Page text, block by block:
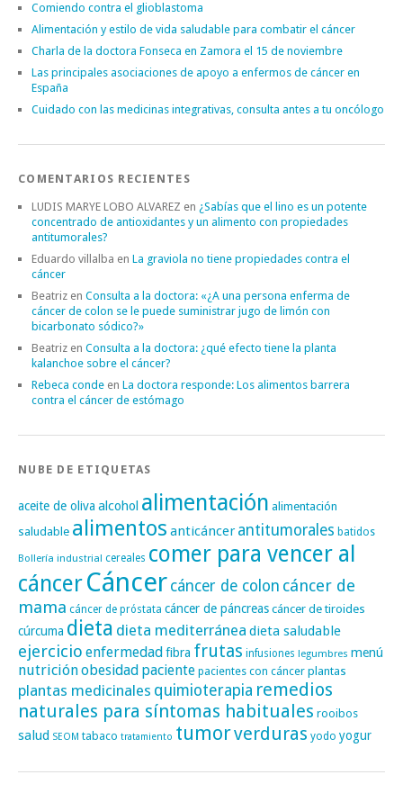
Comiendo contra el glioblastoma
Alimentación y estilo de vida saludable para combatir el cáncer
Charla de la doctora Fonseca en Zamora el 15 de noviembre
Las principales asociaciones de apoyo a enfermos de cáncer en
España
Cuidado con las medicinas integrativas, consulta antes a tu oncólogo
COMENTARIOS RECIENTES
LUDIS MARYE LOBO ALVAREZ en ¿Sabías que el lino es un potente
concentrado de antioxidantes y un alimento con propiedades
antitumorales?
Eduardo villalba en La graviola no tiene propiedades contra el
cáncer
Beatriz en Consulta a la doctora: «¿A una persona enferma de
cáncer de colon se le puede suministrar jugo de limón con
bicarbonato sódico?»
Beatriz en Consulta a la doctora: ¿qué efecto tiene la planta
kalanchoe sobre el cáncer?
Rebeca conde en La doctora responde: Los alimentos barrera
contra el cáncer de estómago
NUBE DE ETIQUETAS
aceite de oliva alcohol alimentación alimentación
saludable alimentos anticáncer antitumorales batidos
Bollería industrial cereales comer para vencer al
cáncerCáncer cáncer de colon cáncer de
mama cáncer de próstata cáncer de páncreascáncer de tiroides
cúrcuma dieta dieta mediterránea dieta saludable
ejercicio enfermedadfibra frutas infusiones legumbres menú
nutriciónobesidad paciente pacientes con cáncer plantas
plantas medicinales quimioterapia remedios
naturales para síntomas habituales rooibos
salud SEOM tabaco tratamiento tumorverduras yodo yogur